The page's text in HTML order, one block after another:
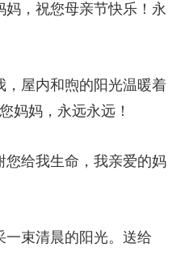
妈，祝您母亲节快乐！永
，屋内和煦的阳光温暖着
妈妈，永远永远！
您给我生命，我亲爱的妈
一束清晨的阳光。送给